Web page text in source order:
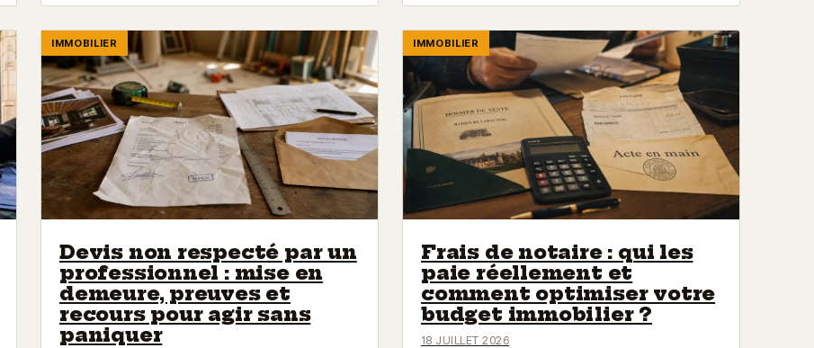
IMMOBILIER
Devis non respecté par un
professionnel : mise en
demeure, preuves et
recours pour agir sans
paniquer
IMMOBILIER
Frais de notaire : qui les
paie réellement et
comment optimiser votre
budget immobilier ?
18 JUILLET 2026